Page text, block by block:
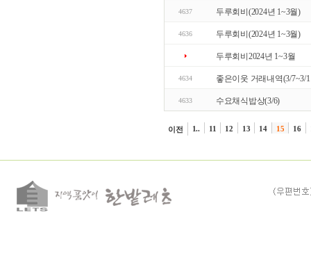
4637 두루회비(2024년 1~3월)
4636 두루회비(2024년 1~3월)
두루회비2024년 1~3월
4634 좋은이웃 거래내역(3/7~3/
4633 수요채식밥상(3/6)
이전 1.. 11 12 13 14 15 16